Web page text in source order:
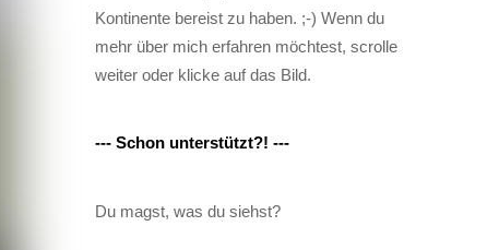
Kontinente bereist zu haben. ;-) Wenn du
mehr über mich erfahren möchtest, scrolle
weiter oder klicke auf das Bild.
--- Schon unterstützt?! ---
Du magst, was du siehst?